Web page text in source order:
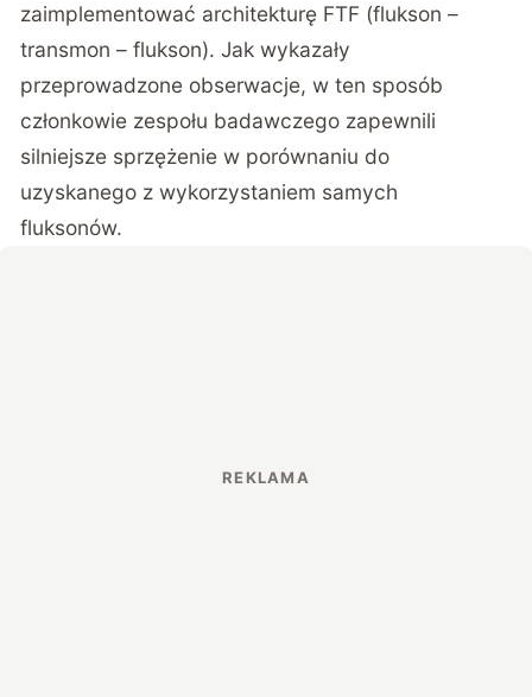
zaimplementować architekturę FTF (flukson –
transmon – flukson). Jak wykazały
przeprowadzone obserwacje, w ten sposób
członkowie zespołu badawczego zapewnili
silniejsze sprzężenie w porównaniu do
uzyskanego z wykorzystaniem samych
fluksonów.